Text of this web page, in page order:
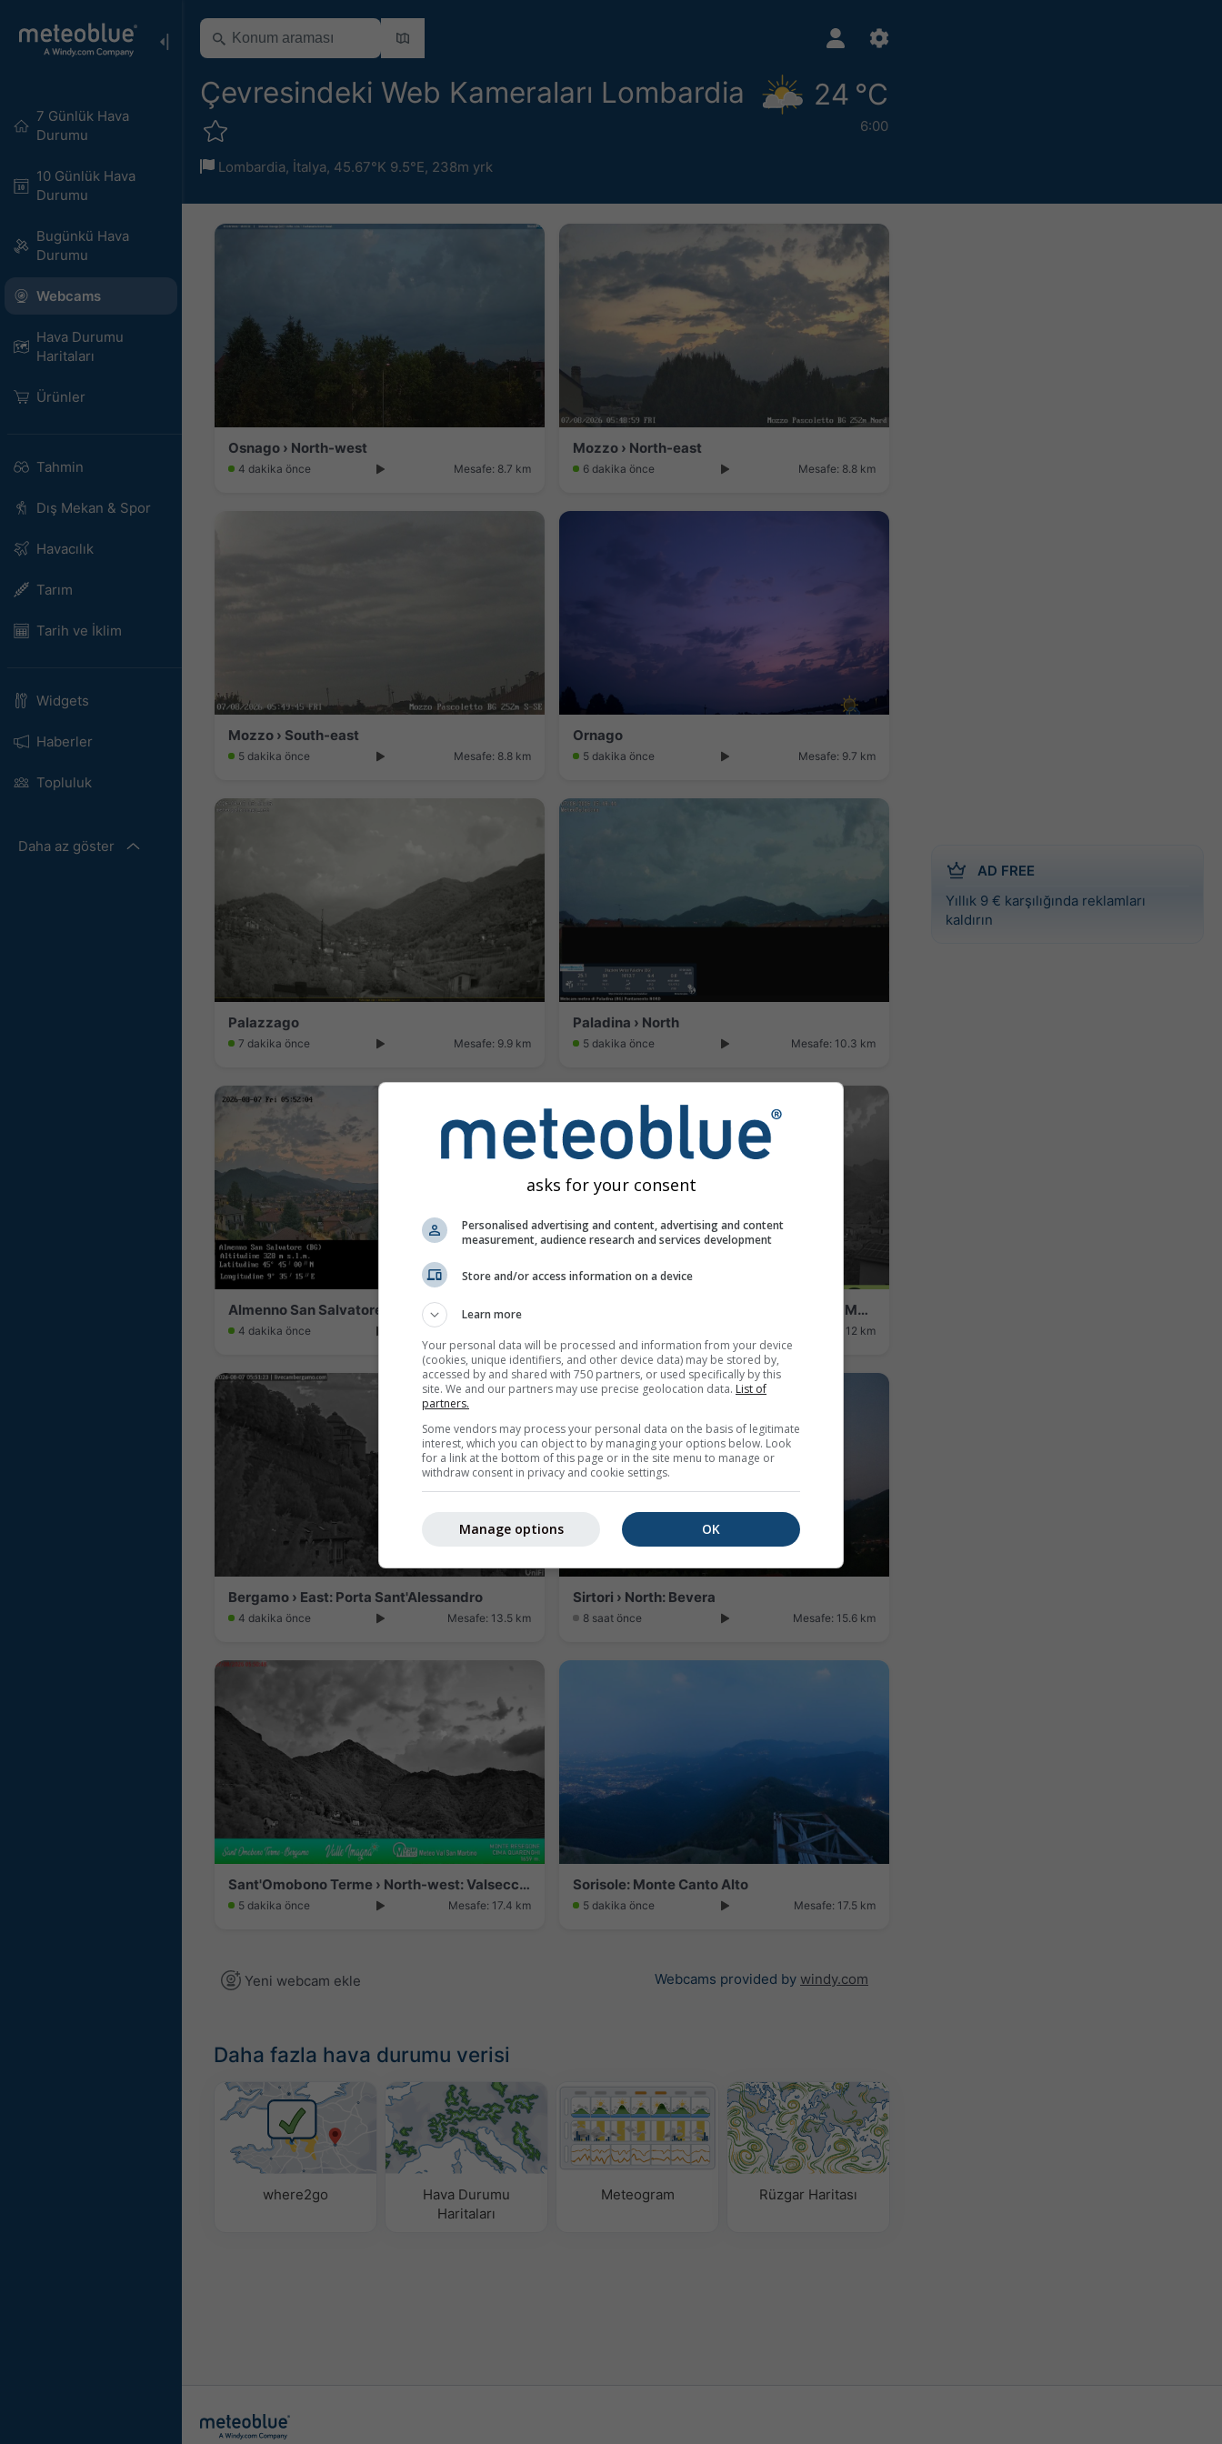
7 Günlük Hava
Durumu
10 Günlük Hava
Durumu
Bugünkü Hava
Durumu
Webcams
Hava Durumu
Haritaları​
Ürünler
Tahmin
Dış Mekan & Spor
Havacılık
Tarım
Tarih ve İklim
Widgets
Haberler
Topluluk
Daha az göster
Çevresindeki Web Kameraları Lombardia
Lombardia, İtalya, 45.67°K 9.5°E, 238m yrk
24 °C
6:00
AD FREE
Yıllık 9 € karşılığında reklamları
kaldırın
Osnago › North-west
4 dakika önce Mesafe: 8.7 km
Mozzo › North-east
6 dakika önce Mesafe: 8.8 km
Mozzo › South-east
5 dakika önce Mesafe: 8.8 km
Ornago
5 dakika önce Mesafe: 9.7 km
Palazzago
7 dakika önce Mesafe: 9.9 km
Paladina › North
5 dakika önce Mesafe: 10.3 km
Almenno San Salvatore: Meteo
4 dakika önce
Monte Marenzo › North-west: Monte San Martino (Lecco)
Mesafe: 12 km
Bergamo › East: Porta Sant'Alessandro
4 dakika önce Mesafe: 13.5 km
Sirtori › North: Bevera
8 saat önce Mesafe: 15.6 km
Sant'Omobono Terme › North-west: Valsecca - Monte Resegone
5 dakika önce Mesafe: 17.4 km
Sorisole: Monte Canto Alto
5 dakika önce Mesafe: 17.5 km
Yeni webcam ekle Webcams provided by windy.com
Daha fazla hava durumu verisi
where2go
Hava Durumu
Haritaları​
Meteogram Rüzgar Haritası
asks for your consent
Personalised advertising and content, advertising and content
measurement, audience research and services development
Store and/or access information on a device
Learn more
Your personal data will be processed and information from your device
(cookies, unique identifiers, and other device data) may be stored by,
accessed by and shared with 750 partners, or used specifically by this
site. We and our partners may use precise geolocation data. List of
partners.
Some vendors may process your personal data on the basis of legitimate
interest, which you can object to by managing your options below. Look
for a link at the bottom of this page or in the site menu to manage or
withdraw consent in privacy and cookie settings.
OK
Manage options